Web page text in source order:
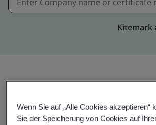
Kitemark
Wenn Sie auf „Alle Cookies akzeptieren“
Sie der Speicherung von Cookies auf